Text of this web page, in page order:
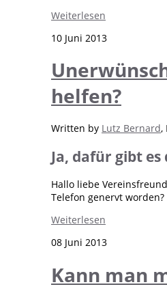
Weiterlesen
10 Juni 2013
helfen?
Written by Lutz Bernard,
Ja, dafür gibt
Hallo liebe
Telefon genervt
Weiterlesen
08 Juni 2013
Kann man